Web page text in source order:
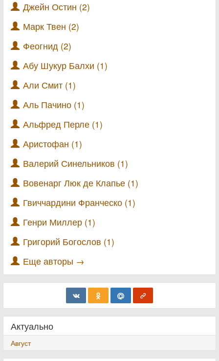
Джейн Остин (2)
Марк Твен (2)
Феогнид (2)
Абу Шукур Балхи (1)
Али Смит (1)
Аль Пачино (1)
Альфред Перле (1)
Аристофан (1)
Валерий Синельников (1)
Вовенарг Люк де Клапье (1)
Гвиччардини Франческо (1)
Генри Миллер (1)
Григорий Богослов (1)
Еще авторы →
Актуально
Август